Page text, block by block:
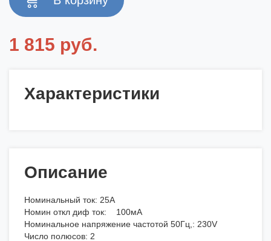
1 815 руб.
Характеристики
Описание
Номинальный ток: 25А
Номин откл диф ток: 100мА
Номинальное напряжение частотой 50Гц,: 230V
Число полюсов: 2